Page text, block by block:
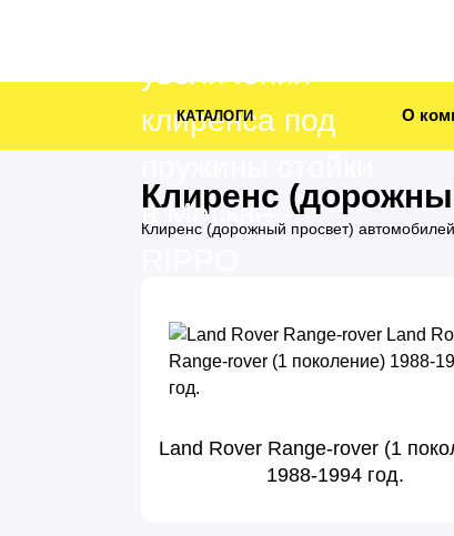
КАТАЛОГИ О
Клиренс
Клиренс (дорожный просвет) автомобилей
Land Rover Range-rover (1
1988-1994 год.